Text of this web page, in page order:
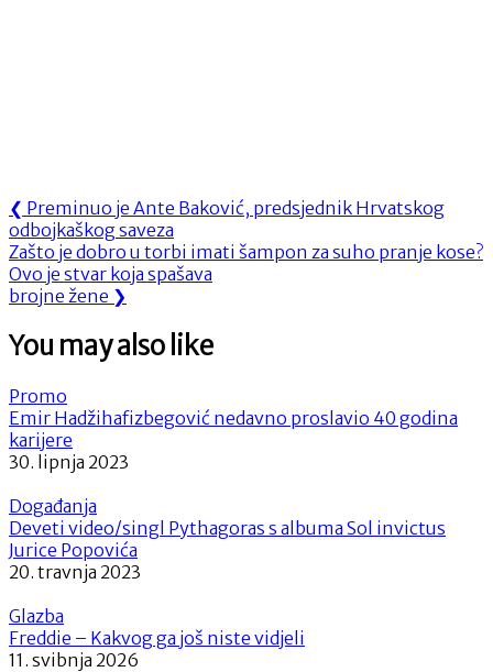
Navigacija
objava
❮ Previous
Post:
Preminuo je Ante Baković, predsjednik Hrvatskog
odbojkaškog saveza
Next
Post:
Zašto je dobro u torbi imati šampon za suho pranje kose?
Ovo je stvar koja spašava
brojne žene ❯
You may also like
Promo
Emir Hadžihafizbegović nedavno proslavio 40 godina
karijere
30. lipnja 2023
Događanja
Deveti video/singl Pythagoras s albuma Sol invictus
Jurice Popovića
20. travnja 2023
Glazba
Freddie – Kakvog ga još niste vidjeli
11. svibnja 2026